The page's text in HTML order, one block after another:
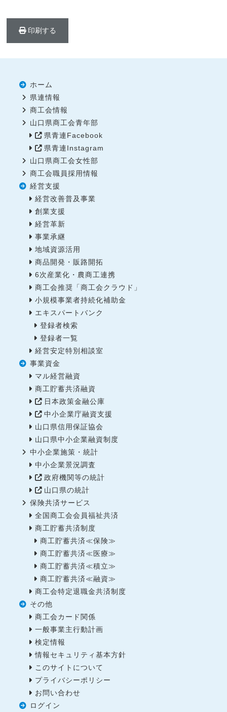
印刷する
ホーム
県連情報
商工会情報
山口県商工会青年部
県青連Facebook
県青連Instagram
山口県商工会女性部
商工会職員採用情報
経営支援
経営改善普及事業
創業支援
経営革新
事業承継
地域資源活用
商品開発・販路開拓
6次産業化・農商工連携
商工会推奨「商工会クラウド」
小規模事業者持続化補助金
エキスパートバンク
登録者検索
登録者一覧
経営安定特別相談室
事業資金
マル経営融資
商工貯蓄共済融資
日本政策金融公庫
中小企業庁融資支援
山口県信用保証協会
山口県中小企業融資制度
中小企業施策・統計
中小企業景況調査
政府機関等の統計
山口県の統計
保険共済サービス
全国商工会会員福祉共済
商工貯蓄共済制度
商工貯蓄共済≪保険≫
商工貯蓄共済≪医療≫
商工貯蓄共済≪積立≫
商工貯蓄共済≪融資≫
商工会特定退職金共済制度
その他
商工会カード関係
一般事業主行動計画
検定情報
情報セキュリティ基本方針
このサイトについて
プライバシーポリシー
お問い合わせ
ログイン